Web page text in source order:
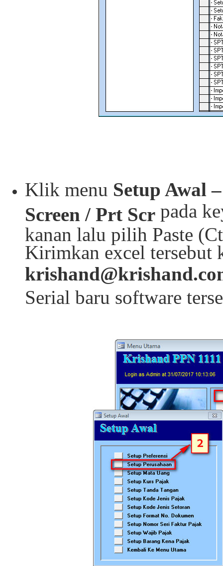
Klik menu Setup Awal
Screen / Prt Scr pada
kanan lalu pilih Paste
Kirimkan excel tersebut
Serial baru software